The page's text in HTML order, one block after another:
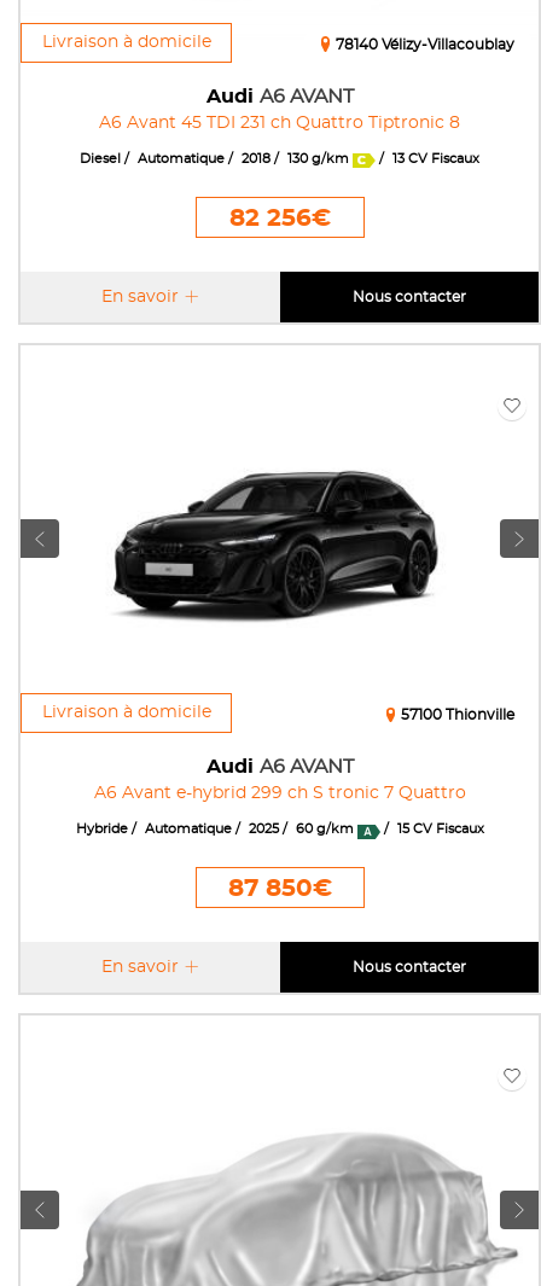
Livraison à domicile
Audi A6 AVANT
A6 Avant 45 TDI 231 ch Quattro Tiptronic 8
78140 Vélizy-Villacoublay
Diesel Automatique 2018 130 g/km 13 CV Fiscaux
82 256€
En savoir Nous contacter
Livraison à domicile
Audi A6 AVANT
A6 Avant e-hybrid 299 ch S tronic 7 Quattro
57100 Thionville
Hybride Automatique 2025 60 g/km 15 CV Fiscaux
87 850€
En savoir Nous contacter